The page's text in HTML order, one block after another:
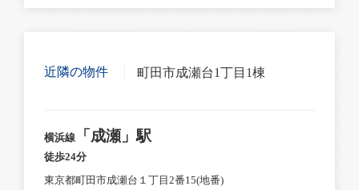
近隣の物件 町田市成瀬台1丁目1棟
横浜線 「成瀬」駅
徒歩24分
東京都町田市成瀬台１丁目2番15(地番)